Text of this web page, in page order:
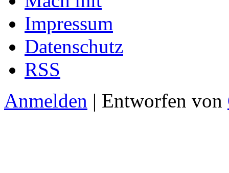
Impressum
Datenschutz
RSS
Anmelden | Entworfen von